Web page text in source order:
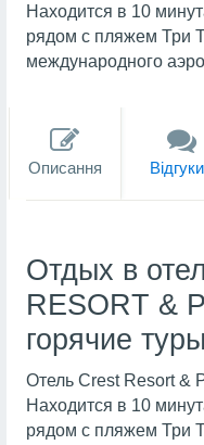
Находится в 10
рядом с пляжем Три
международного
Описання Вiдгуки
Отдых в
RESORT &
горячие туры
Отель Crest Resort &
Находится в 10
рядом с пляжем Три